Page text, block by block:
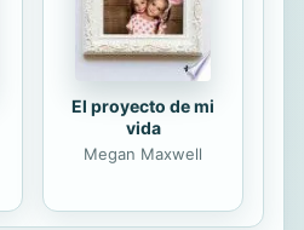
El proyecto de mi
vida
Megan Maxwell